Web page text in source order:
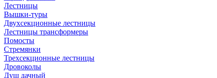
Лестницы
Вышки-туры
Двухсекционные лестницы
Лестницы трансформеры
Помосты
Стремянки
Трехсекционные лестницы
Дровоколы
Душ дачный